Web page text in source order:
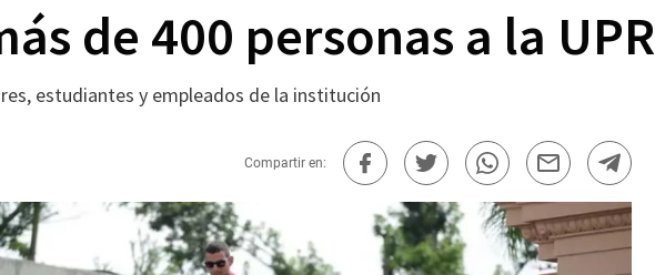
de 400 personas a la UPR
estudiantes y empleados de la institución
Compartir en: